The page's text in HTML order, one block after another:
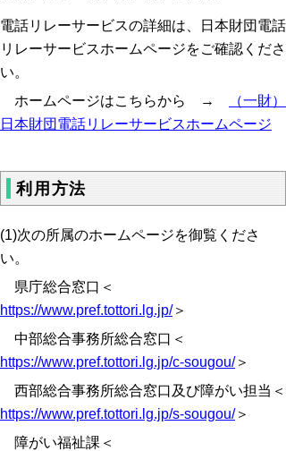
電話リレーサービスの詳細は、日本財団電話
リレーサービスホームページをご確認くださ
い。
ホームページはこちらから →
（一財）
日本財団電話リレーサービスホームページ
利用方法
(1)次の所属のホームページを御覧くださ
い。
県庁総合窓口＜
https://www.pref.tottori.lg.jp/＞
中部総合事務所総合窓口＜
https://www.pref.tottori.lg.jp/c-sougou/＞
西部総合事務所総合窓口及び障がい担当＜
https://www.pref.tottori.lg.jp/s-sougou/＞
障がい福祉課＜